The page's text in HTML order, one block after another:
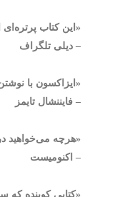
«این کتاب
– دیلی تلگراف
«ایزاکسون با
– فایننشال تایمز
«هرچه می‌خواهید
– اکنومیست
«کتابی کوبنده که